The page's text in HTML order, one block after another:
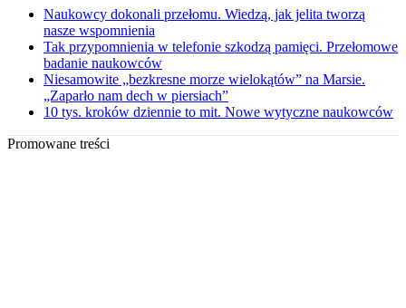
Naukowcy dokonali przełomu. Wiedzą, jak jelita tworzą
nasze wspomnienia
Tak przypomnienia w telefonie szkodzą pamięci. Przełomowe
badanie naukowców
Niesamowite „bezkresne morze wielokątów” na Marsie.
„Zaparło nam dech w piersiach”
10 tys. kroków dziennie to mit. Nowe wytyczne naukowców
Promowane treści